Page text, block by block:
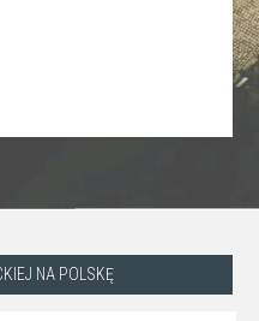
NA POLSKĘ